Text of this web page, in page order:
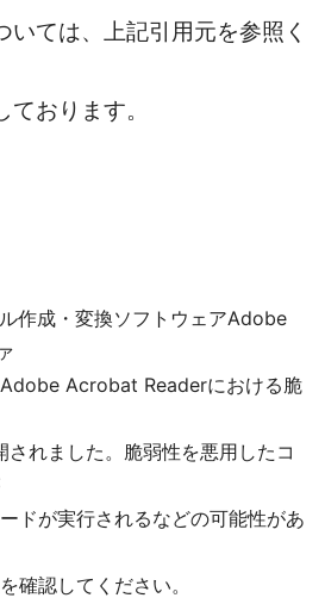
いては、上記引用元を参照く
おります。
作成・変換ソフトウェアAdobe
Acrobat Readerにおける脆
されました。脆弱性を悪用したコ
ドが実行されるなどの可能性があ
確認してください。